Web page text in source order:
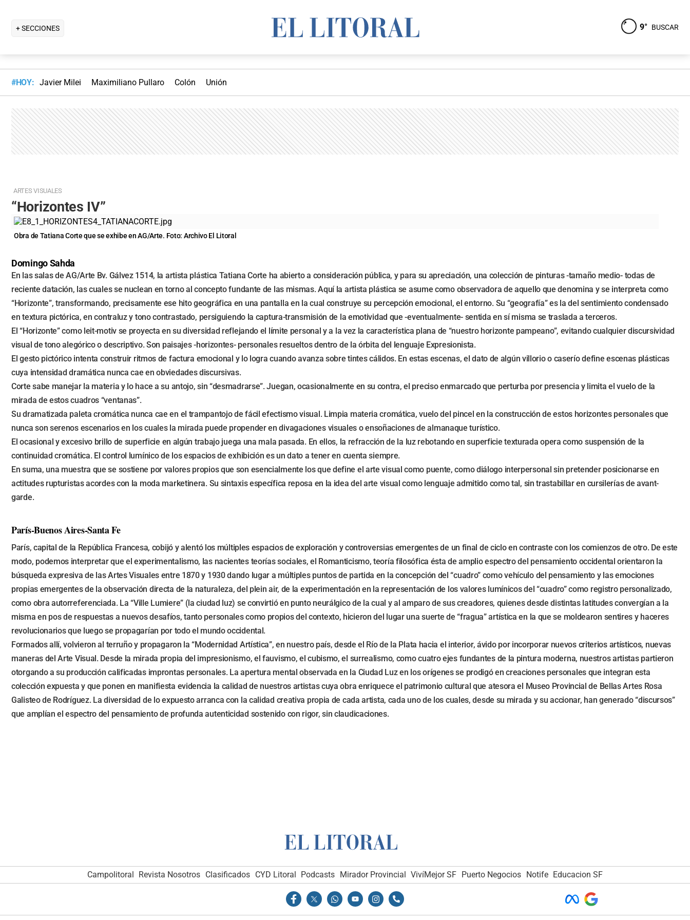
+ SECCIONES 9° BUSCAR
#HOY: Javier Milei Maximiliano Pullaro Colón Unión
ARTES VISUALES
“Horizontes IV”
Obra de Tatiana Corte que se exhibe en AG/Arte. Foto: Archivo El Litoral
Domingo Sahda
En las salas de AG/Arte Bv. Gálvez 1514, la artista plástica Tatiana Corte ha abierto a consideración pública, y para su apreciación, una colección de pinturas -tamaño medio- todas de
reciente datación, las cuales se nuclean en torno al concepto fundante de las mismas. Aquí la artista plástica se asume como observadora de aquello que denomina y se interpreta como
“Horizonte”, transformando, precisamente ese hito geográfica en una pantalla en la cual construye su percepción emocional, el entorno. Su “geografía” es la del sentimiento condensado
en textura pictórica, en contraluz y tono contrastado, persiguiendo la captura-transmisión de la emotividad que -eventualmente- sentida en sí misma se traslada a terceros.
El “Horizonte” como leit-motiv se proyecta en su diversidad reflejando el límite personal y a la vez la característica plana de “nuestro horizonte pampeano”, evitando cualquier discursividad
visual de tono alegórico o descriptivo. Son paisajes -horizontes- personales resueltos dentro de la órbita del lenguaje Expresionista.
El gesto pictórico intenta construir ritmos de factura emocional y lo logra cuando avanza sobre tintes cálidos. En estas escenas, el dato de algún villorio o caserío define escenas plásticas
cuya intensidad dramática nunca cae en obviedades discursivas.
Corte sabe manejar la materia y lo hace a su antojo, sin “desmadrarse”. Juegan, ocasionalmente en su contra, el preciso enmarcado que perturba por presencia y limita el vuelo de la
mirada de estos cuadros “ventanas”.
Su dramatizada paleta cromática nunca cae en el trampantojo de fácil efectismo visual. Limpia materia cromática, vuelo del pincel en la construcción de estos horizontes personales que
nunca son serenos escenarios en los cuales la mirada puede propender en divagaciones visuales o ensoñaciones de almanaque turístico.
El ocasional y excesivo brillo de superficie en algún trabajo juega una mala pasada. En ellos, la refracción de la luz rebotando en superficie texturada opera como suspensión de la
continuidad cromática. El control lumínico de los espacios de exhibición es un dato a tener en cuenta siempre.
En suma, una muestra que se sostiene por valores propios que son esencialmente los que define el arte visual como puente, como diálogo interpersonal sin pretender posicionarse en
actitudes rupturistas acordes con la moda marketinera. Su sintaxis específica reposa en la idea del arte visual como lenguaje admitido como tal, sin trastabillar en cursilerías de avant-
garde.
París-Buenos Aires-Santa Fe
París, capital de la República Francesa, cobijó y alentó los múltiples espacios de exploración y controversias emergentes de un final de ciclo en contraste con los comienzos de otro. De este
modo, podemos interpretar que el experimentalismo, las nacientes teorías sociales, el Romanticismo, teoría filosófica ésta de amplio espectro del pensamiento occidental orientaron la
búsqueda expresiva de las Artes Visuales entre 1870 y 1930 dando lugar a múltiples puntos de partida en la concepción del “cuadro” como vehículo del pensamiento y las emociones
propias emergentes de la observación directa de la naturaleza, del plein air, de la experimentación en la representación de los valores lumínicos del “cuadro” como registro personalizado,
como obra autorreferenciada. La “Ville Lumiere” (la ciudad luz) se convirtió en punto neurálgico de la cual y al amparo de sus creadores, quienes desde distintas latitudes convergían a la
misma en pos de respuestas a nuevos desafíos, tanto personales como propios del contexto, hicieron del lugar una suerte de “fragua” artística en la que se moldearon sentires y haceres
revolucionarios que luego se propagarían por todo el mundo occidental.
Formados allí, volvieron al terruño y propagaron la “Modernidad Artística”, en nuestro país, desde el Río de la Plata hacia el interior, ávido por incorporar nuevos criterios artísticos, nuevas
maneras del Arte Visual. Desde la mirada propia del impresionismo, el fauvismo, el cubismo, el surrealismo, como cuatro ejes fundantes de la pintura moderna, nuestros artistas partieron
otorgando a su producción calificadas improntas personales. La apertura mental observada en la Ciudad Luz en los orígenes se prodigó en creaciones personales que integran esta
colección expuesta y que ponen en manifiesta evidencia la calidad de nuestros artistas cuya obra enriquece el patrimonio cultural que atesora el Museo Provincial de Bellas Artes Rosa
Galisteo de Rodríguez. La diversidad de lo expuesto arranca con la calidad creativa propia de cada artista, cada uno de los cuales, desde su mirada y su accionar, han generado “discursos”
que amplían el espectro del pensamiento de profunda autenticidad sostenido con rigor, sin claudicaciones.
Campolitoral Revista Nosotros Clasificados CYD Litoral Podcasts Mirador Provincial VivíMejor SF Puerto Negocios Notife Educacion SF